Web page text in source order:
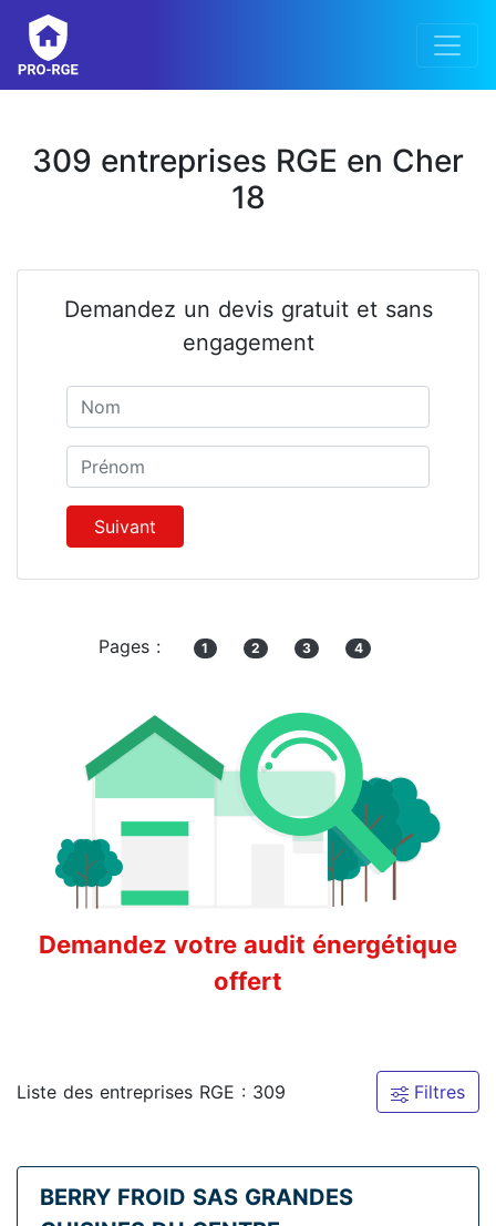
309 entreprises RGE en Cher
18
Demandez un devis gratuit et sans
engagement
Prénom
Suivant
Pages : 1 2 3 4
Demandez votre audit énergétique
offert
Liste des entreprises RGE : 309 Filtres
BERRY FROID SAS GRANDES